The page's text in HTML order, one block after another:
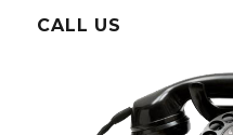
CALL US